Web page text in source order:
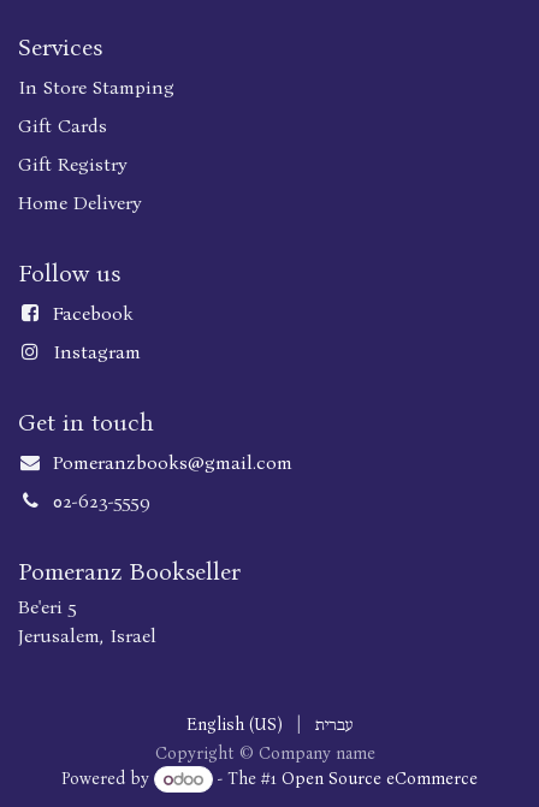
Services
In Store Stamping
Gift Cards
Gift Registry
Home Delivery
Follow us
Facebook
Instagram
Get in touch
Pomeranzbooks@gmail.com
02-623-5559
Pomeranz Bookseller
Be'eri 5
Jerusalem, Israel
Copyright © Company name
English (US) עברית
Powered by - The #1 Open Source eCommerce